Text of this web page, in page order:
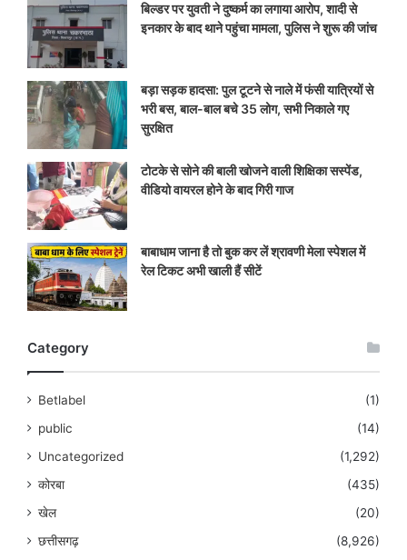
बिल्डर पर युवती ने दुष्कर्म का लगाया आरोप, शादी से
इनकार के बाद थाने पहुंचा मामला, पुलिस ने शुरू की जांच
बड़ा सड़क हादसा: पुल टूटने से नाले में फंसी यात्रियों से
भरी बस, बाल-बाल बचे 35 लोग, सभी निकाले गए
सुरक्षित
टोटके से सोने की बाली खोजने वाली शिक्षिका सस्पेंड,
वीडियो वायरल होने के बाद गिरी गाज
बाबाधाम जाना है तो बुक कर लें श्रावणी मेला स्पेशल में
रेल टिकट अभी खाली हैं सीटें
Category
Betlabel
(1)
public
(14)
Uncategorized
(1,292)
कोरबा
(435)
खेल
(20)
छत्तीसगढ़
(8,926)